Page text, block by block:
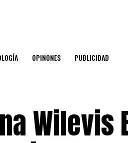
OPINONES PUBLICIDAD
Wilevis